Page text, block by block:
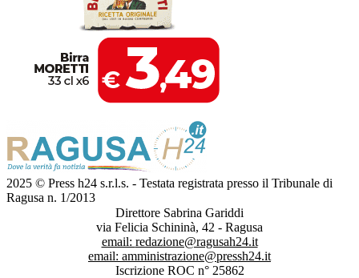
2025 © Press h24 s.r.l.s. - Testata registrata presso il Tribunale di
Ragusa n. 1/2013
Direttore Sabrina Gariddi
via Felicia Schininà, 42 - Ragusa
email: redazione@ragusah24.it
email: amministrazione@pressh24.it
Iscrizione ROC n° 25862